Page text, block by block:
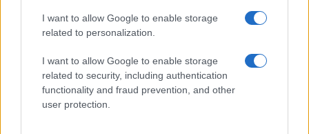
I want to allow Google to enable storage
related to personalization.
I want to allow Google to enable storage
related to security, including authentication
functionality and fraud prevention, and other
user protection.
Ερντογάν. Στη διάρκεια της προεκλογικής
εκστρατείας για το δημοψήφισμα, ο Τούρκος
κατηγορώντας τους ότι συνεργάζονται με τους
«τρομοκράτες» και τους «πραξικοπηματίες».
Ο Ερντογάν «κερδίζει (τις εκλογικές